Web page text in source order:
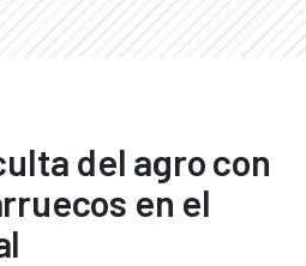
del agro con
en el